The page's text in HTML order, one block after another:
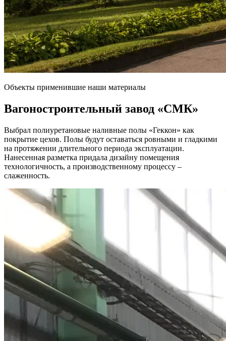
Объекты применившие наши материалы
Вагоностроительный завод «СМК»
Выбрал полиуретановые наливные полы «Геккон» как
покрытие цехов. Полы будут оставаться ровными и гладкими
на протяжении длительного периода эксплуатации.
Нанесенная разметка придала дизайну помещения
технологичность, а производственному процессу –
слаженность.